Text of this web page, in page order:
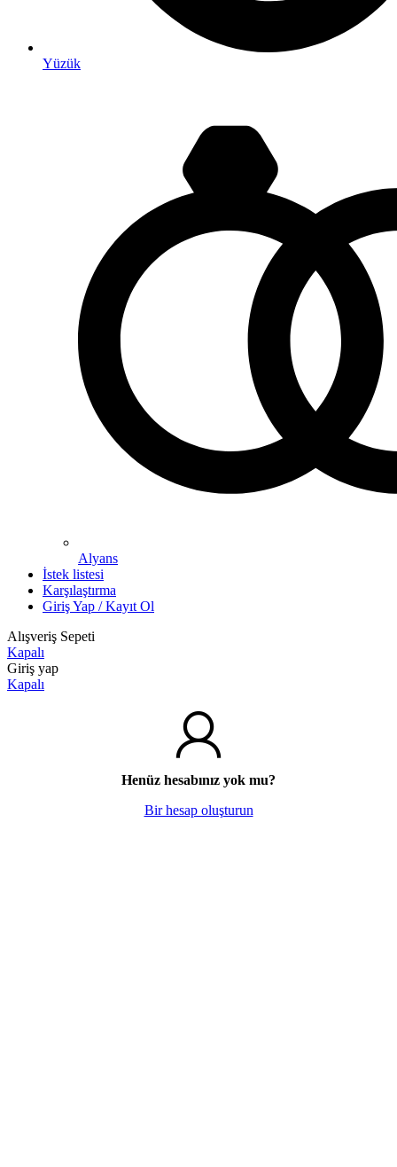
Yüzük
Alyans
İstek listesi
Karşılaştırma
Giriş Yap / Kayıt Ol
Alışveriş Sepeti
Kapalı
Giriş yap
Kapalı
Henüz hesabınız yok mu?
Bir hesap oluşturun